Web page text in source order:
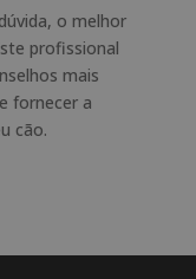
o melhor
profissional
mais
fornecer a
cão.